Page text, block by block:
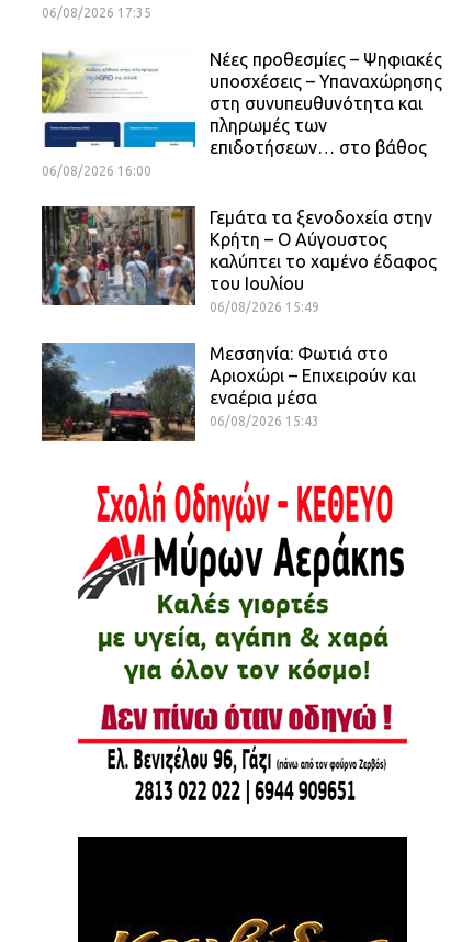
06/08/2026 17:35
Νέες προθεσμίες – Ψηφιακές
υποσχέσεις – Υπαναχώρησης
στη συνυπευθυνότητα και
πληρωμές των
επιδοτήσεων… στο βάθος
06/08/2026 16:00
Γεμάτα τα ξενοδοχεία στην
Κρήτη – Ο Αύγουστος
καλύπτει το χαμένο έδαφος
του Ιουλίου
06/08/2026 15:49
Μεσσηνία: Φωτιά στο
Αριοχώρι – Επιχειρούν και
εναέρια μέσα
06/08/2026 15:43